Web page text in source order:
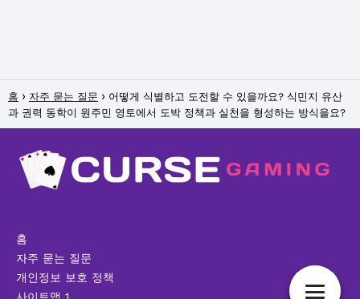
홈 자주 묻는 질문
어떻게 식별하고 도전할 수 있을까요? 식민지 유산
과 권력 동학이 원주민 영토에서 도박 정책과 실천을 형성하는 방식을요?
홈
자주 묻는 질문
개인정보 보호 정책